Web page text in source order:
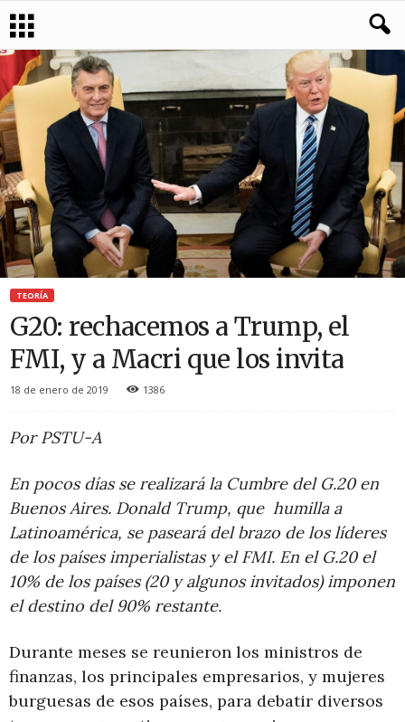
TEORÍA
G20: rechacemos a Trump, el
FMI, y a Macri que los invita
18 de enero de 2019 1386
Por PSTU-A
En pocos días se realizará la Cumbre del G.20 en
Buenos Aires. Donald Trump, que humilla a
Latinoamérica, se paseará del brazo de los líderes
de los países imperialistas y el FMI. En el G.20 el
10% de los países (20 y algunos invitados) imponen
el destino del 90% restante.
Durante meses se reunieron los ministros de
finanzas, los principales empresarios, y mujeres
burguesas de esos países, para debatir diversos